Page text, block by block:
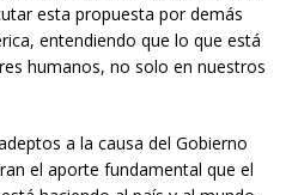
esta propuesta por demás
entendiendo que lo que está
humanos, no solo en nuestros
a la causa del Gobierno
el aporte fundamental que el